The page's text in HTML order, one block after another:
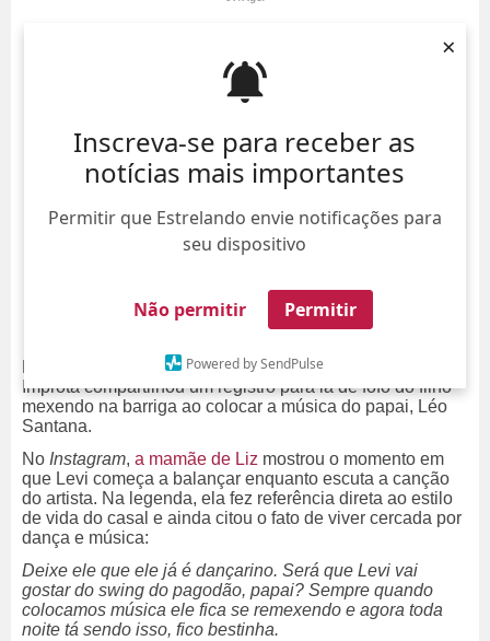
Inscreva-se para receber as
notícias mais importantes
Permitir que Estrelando envie notificações para
seu dispositivo
Não permitir Permitir
Powered by SendPulse
×
Fã antes de nascer! Na última quinta-feira, dia 30, Lore
Improta compartilhou um registro para lá de fofo do filho
mexendo na barriga ao colocar a música do papai, Léo
Santana.
No Instagram, a mamãe de Liz mostrou o momento em
que Levi começa a balançar enquanto escuta a canção
do artista. Na legenda, ela fez referência direta ao estilo
de vida do casal e ainda citou o fato de viver cercada por
dança e música:
Deixe ele que ele já é dançarino. Será que Levi vai
gostar do swing do pagodão, papai? Sempre quando
colocamos música ele fica se remexendo e agora toda
noite tá sendo isso, fico bestinha.